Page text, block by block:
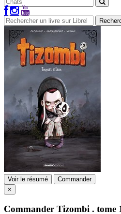
Voir le résumé
Commander
×
Commander Tizombi . tome